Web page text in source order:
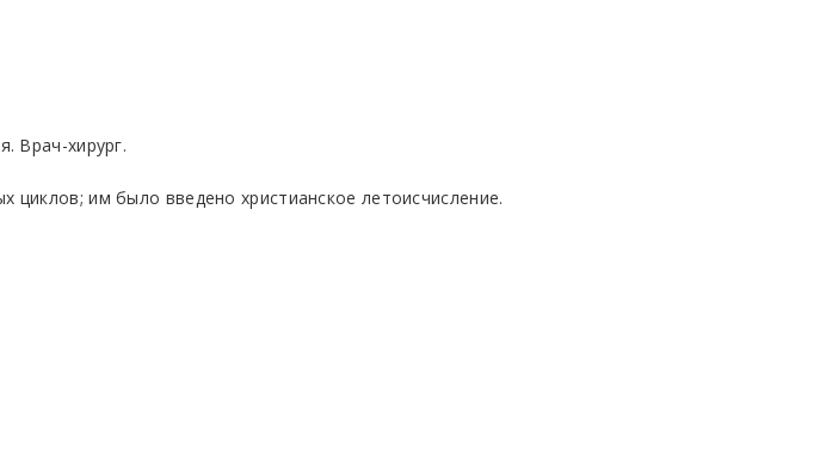
Врач-хирург.
им было введено христианское летоисчисление.